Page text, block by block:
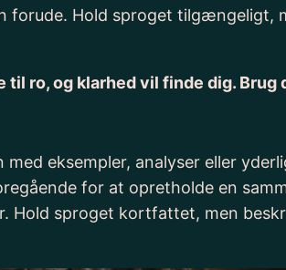
Hold sproget tilgængeligt,
ro, og klarhed vil finde dig.
eksempler, analyser eller
for at opretholde en
Hold sproget kortfattet, men